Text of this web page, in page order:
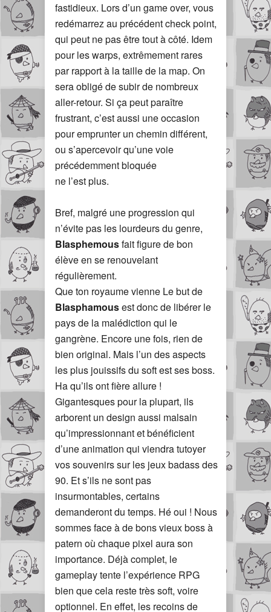
fastidieux. Lors d’un game over, vous
redémarrez au précédent check point,
qui peut ne pas être tout à côté. Idem
pour les warps, extrêmement rares
par rapport à la taille de la map. On
sera obligé de subir de nombreux
aller-retour. Si ça peut paraître
frustrant, c’est aussi une occasion
pour emprunter un chemin différent,
ou s’apercevoir qu’une voie
précédemment bloquée
ne l’est plus.
Bref, malgré une progression qui
n’évite pas les lourdeurs du genre,
Blasphemousfait figure de bon
élève en se renouvelant
régulièrement.
Que ton royaume vienne Le but de
Blasphamousest donc de libérer le
pays de la malédiction qui le
gangrène. Encore une fois, rien de
bien original. Mais l’un des aspects
les plus jouissifs du soft est ses boss.
Ha qu’ils ont fière allure !
Gigantesques pour la plupart, ils
arborent un design aussi malsain
qu’impressionnant et bénéficient
d’une animation qui viendra tutoyer
vos souvenirs sur les jeux badass des
90. Et s’ils ne sont pas
insurmontables, certains
demanderont du temps. Hé oui ! Nous
sommes face à de bons vieux boss à
patern où chaque pixel aura son
importance. Déjà complet, le
gameplay tente l’expérience RPG
bien que cela reste très soft, voire
optionnel. En effet, les recoins de